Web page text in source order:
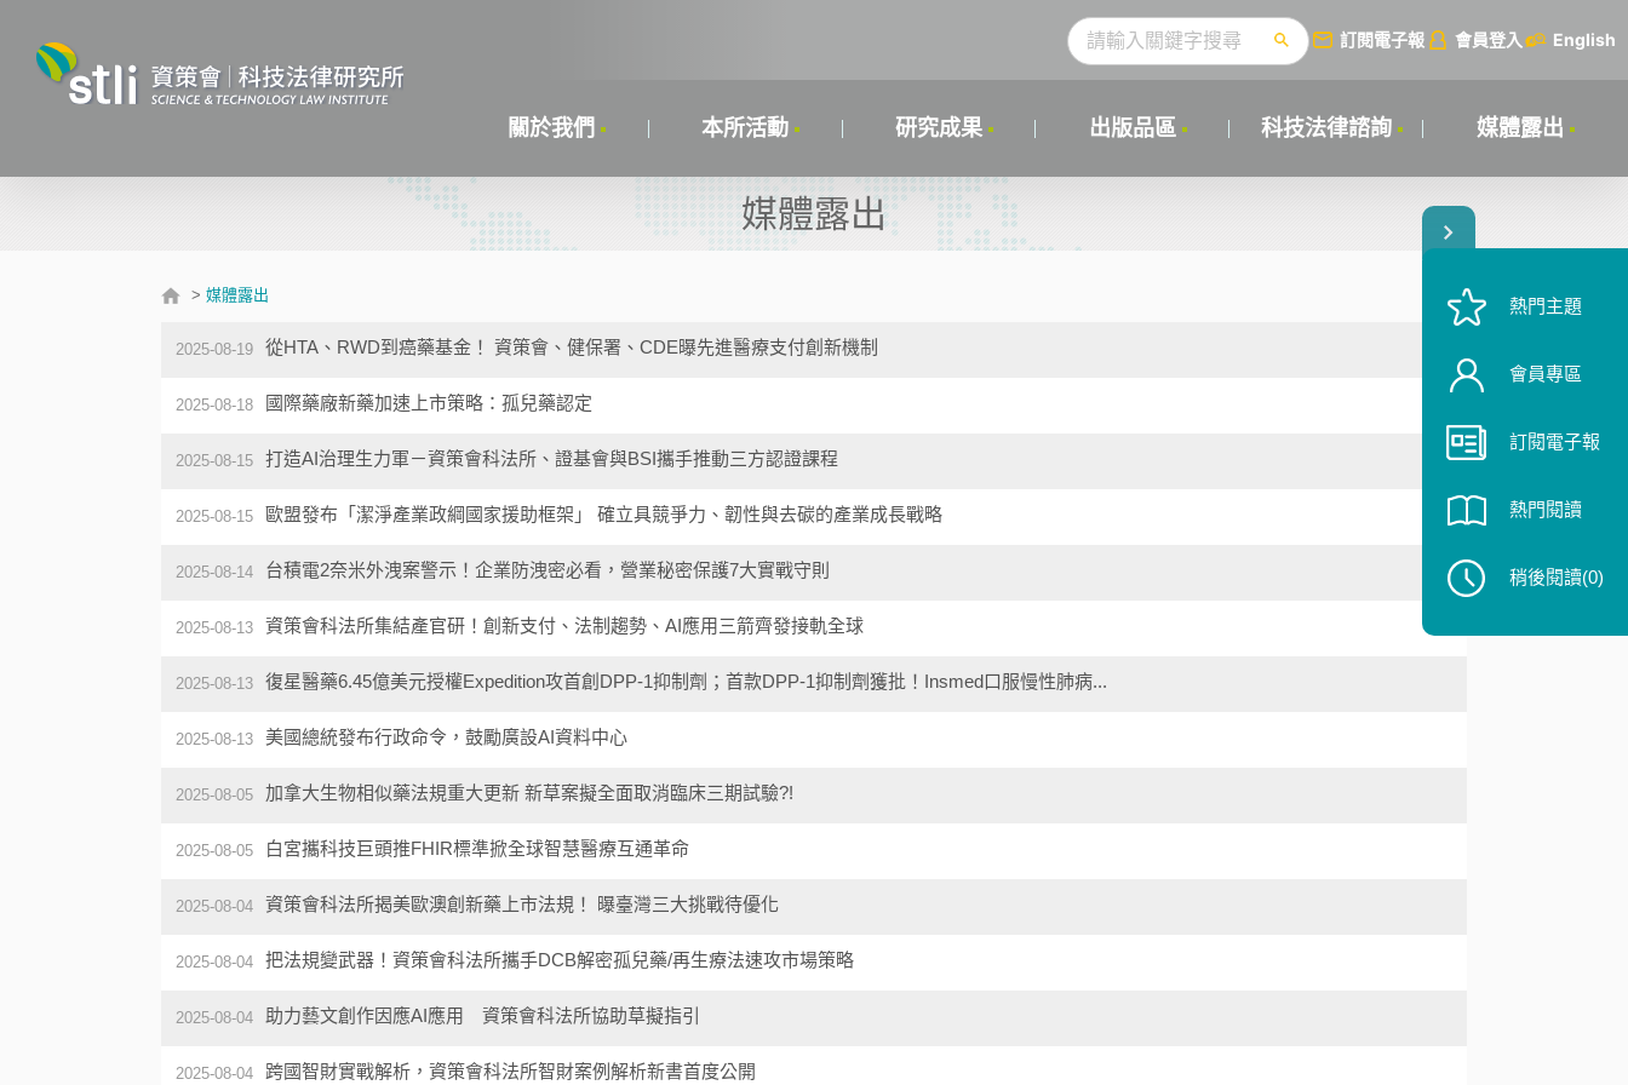
訂閱電子報 會員登入 English
關於我們 本所活動 研究成果 出版品區 科技法律諮詢 媒體露出
媒體露出
> 媒體露出
從HTA、RWD到癌藥基金！ 資策會、健保署、CDE曝先進醫療支付創新機制
2025-08-19
國際藥廠新藥加速上市策略：孤兒藥認定
2025-08-18
打造AI治理生力軍－資策會科法所、證基會與BSI攜手推動三方認證課程
2025-08-15
歐盟發布「潔淨產業政綱國家援助框架」 確立具競爭力、韌性與去碳的產業成長戰略
2025-08-15
台積電2奈米外洩案警示！企業防洩密必看，營業秘密保護7大實戰守則
2025-08-14
資策會科法所集結產官研！創新支付、法制趨勢、AI應用三箭齊發接軌全球
2025-08-13
復星醫藥6.45億美元授權Expedition攻首創DPP-1抑制劑；首款DPP-1抑制劑獲批！Insmed口服慢性肺病...
2025-08-13
美國總統發布行政命令，鼓勵廣設AI資料中心
2025-08-13
加拿大生物相似藥法規重大更新 新草案擬全面取消臨床三期試驗?!
2025-08-05
白宮攜科技巨頭推FHIR標準掀全球智慧醫療互通革命
2025-08-05
資策會科法所揭美歐澳創新藥上市法規！ 曝臺灣三大挑戰待優化
2025-08-04
把法規變武器！資策會科法所攜手DCB解密孤兒藥/再生療法速攻市場策略
2025-08-04
助力藝文創作因應AI應用 資策會科法所協助草擬指引
2025-08-04
跨國智財實戰解析，資策會科法所智財案例解析新書首度公開
2025-08-04
熱門主題
會員專區
訂閱電子報
熱門閱讀
稍後閱讀(0)